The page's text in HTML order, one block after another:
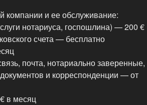
компании и ее обслуживание:
нотариуса, госпошлина) — 200 €
счета — бесплатно
почта, нотариально заверенные,
и корреспонденции — от
в месяц